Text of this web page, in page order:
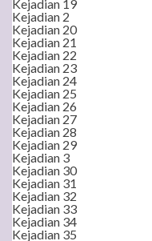
Kejadian 19
Kejadian 2
Kejadian 20
Kejadian 21
Kejadian 22
Kejadian 23
Kejadian 24
Kejadian 25
Kejadian 26
Kejadian 27
Kejadian 28
Kejadian 29
Kejadian 3
Kejadian 30
Kejadian 31
Kejadian 32
Kejadian 33
Kejadian 34
Kejadian 35